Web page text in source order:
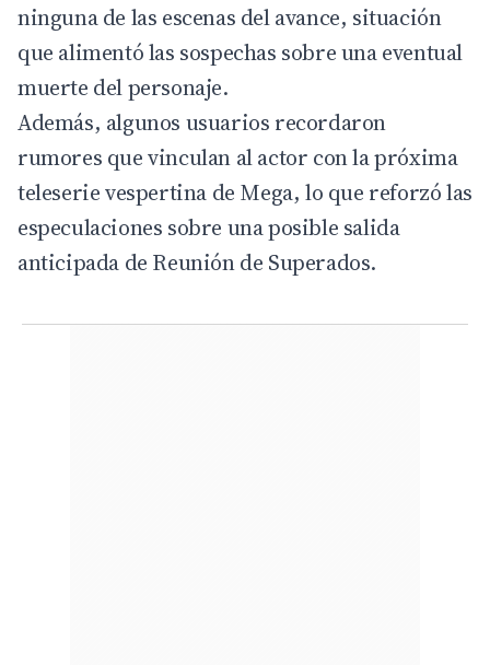
ninguna de las escenas del avance, situación
que alimentó las sospechas sobre una eventual
muerte del personaje.
Además, algunos usuarios recordaron
rumores que vinculan al actor con la próxima
teleserie vespertina de Mega, lo que reforzó las
especulaciones sobre una posible salida
anticipada de Reunión de Superados.